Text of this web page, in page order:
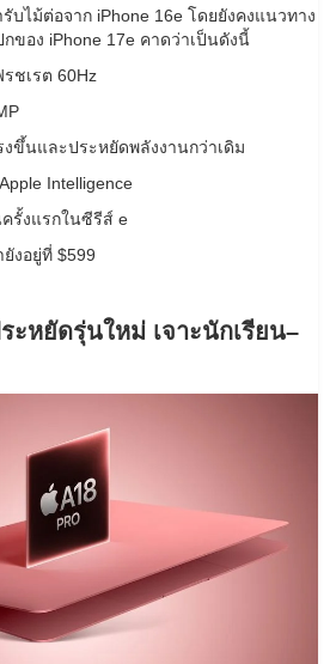
บไม้ต่อจาก iPhone 16e โดยยังคงแนวทาง
ของ iPhone 17e คาดว่าเป็นดังนี้
ชเรต 60Hz
งขึ้นและประหยัดพลังงานกว่าเดิม
Intelligence
ครั้งแรกในซีรีส์ e
งอยู่ที่ $599
ะหยัดรุ่นใหม่ เจาะนักเรียน–